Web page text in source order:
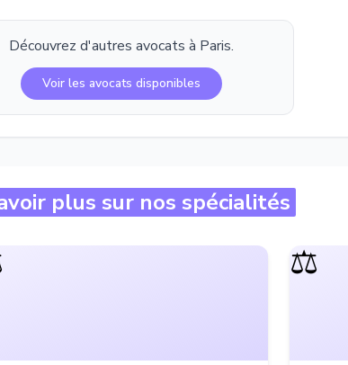
Découvrez d'autres avocats à Paris.
Voir les avocats disponibles
plus sur nos spécialités
⚖️